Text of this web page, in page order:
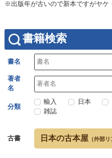
※出版年が古いので新本ですがヤケ
書籍検索
書名
著者
名
分類
輸入 日本
雑誌
古書 日本の古本屋 （外部リ